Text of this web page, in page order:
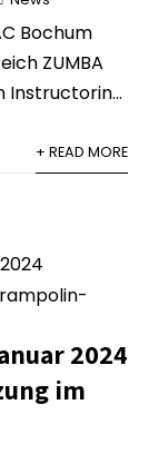
Bochum
ZUMBA
Instructorin...
+ READ MORE
2024
im